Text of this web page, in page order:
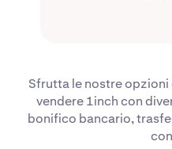
Sfrutta le nostre
vendere 1inch con
bonifico bancario,